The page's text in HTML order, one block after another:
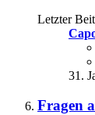
Letzter
31.
Fragen